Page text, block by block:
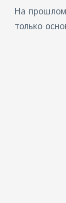
На
только